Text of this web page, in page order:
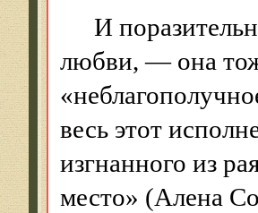
И
любви, — она
весь этот
изгнанного из
место» (Алена